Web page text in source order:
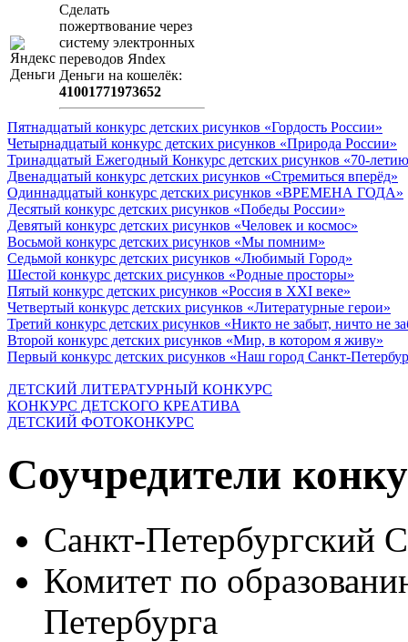
Сделать
пожертвование через
систeму элeктронных
пeрeводов Яndex
Деньги на кошeлёк:
41001771973652
Пятнадцатый конкурс детских рисунков «Гордость России»
Четырнадцатый конкурс детских рисунков «Природа России»
Тринадцатый Ежегодный Конкурс детских рисунков «70-
Двенадцатый конкурс детских рисунков «Стремиться вперёд»
Одиннадцатый конкурс детских рисунков «ВРЕМЕНА ГОДА»
Десятый конкурс детских рисунков «Победы России»
Девятый конкурс детских рисунков «Человек и космос»
Восьмой конкурс детских рисунков «Мы помним»
Седьмой конкурс детских рисунков «Любимый Город»
Шестой конкурс детских рисунков «Родные просторы»
Пятый конкурс детских рисунков «Россия в XXI веке»
Четвертый конкурс детских рисунков «Литературные герои»
Третий конкурс детских рисунков «Никто не забыт, ничто не
Второй конкурс детских рисунков «Мир, в котором я живу»
Первый конкурс детских рисунков «Наш город Санкт-
ДЕТСКИЙ ЛИТЕРАТУРНЫЙ КОНКУРС
КОНКУРС ДЕТСКОГО КРЕАТИВА
ДЕТСКИЙ ФОТОКОНКУРС
Соучредители
Санкт-Петербургский
Комитет по
Петербурга